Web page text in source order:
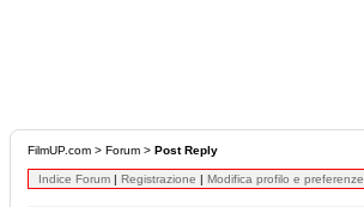
FilmUP.com > Forum > Post Reply
Indice Forum | Registrazione | Modifica profilo e preferenze